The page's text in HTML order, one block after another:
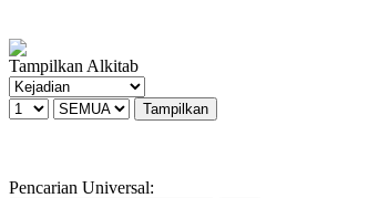
Tampilkan Alkitab
Pencarian Universal: